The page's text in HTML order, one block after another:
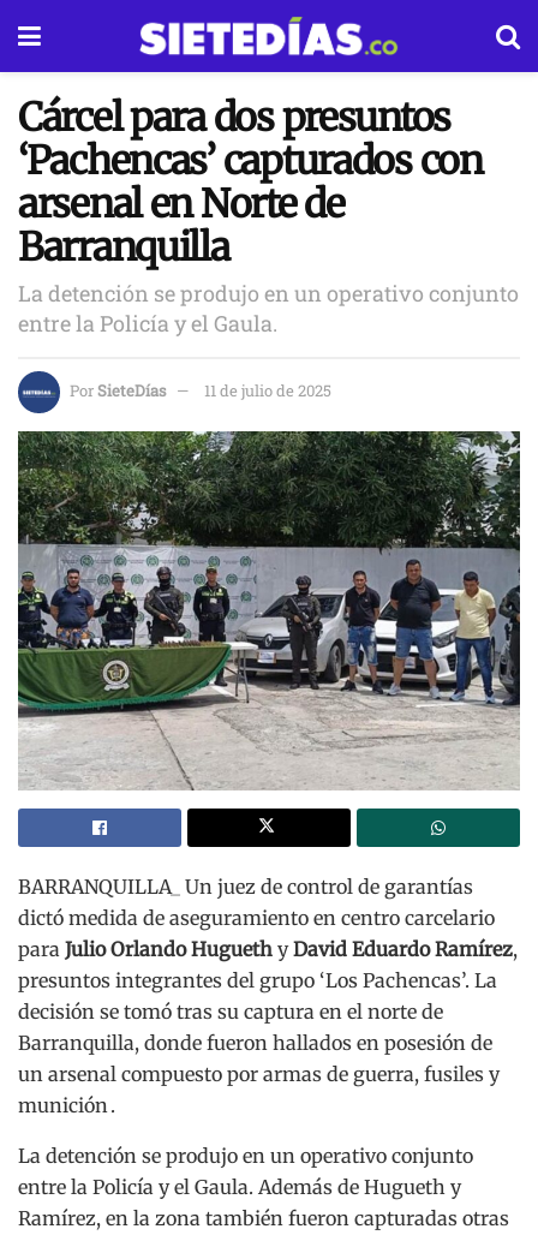
Cárcel para dos presuntos
‘Pachencas’ capturados con
arsenal en Norte de
Barranquilla
La detención se produjo en un operativo conjunto
entre la Policía y el Gaula.
PorSieteDías 11 de julio de 2025
BARRANQUILLA_ Un juez de control de garantías
dictó medida de aseguramiento en centro carcelario
para Julio Orlando Hugueth yDavid Eduardo Ramírez,
presuntos integrantes del grupo ‘Los Pachencas’. La
decisión se tomó tras su captura en el norte de
Barranquilla, donde fueron hallados en posesión de
un arsenal compuesto por armas de guerra, fusiles y
munición .
La detención se produjo en un operativo conjunto
entre la Policía y el Gaula. Además de Hugueth y
Ramírez, en la zona también fueron capturadas otras